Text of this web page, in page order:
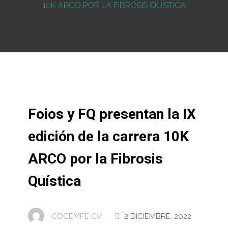
10K ARCO POR LA FIBROSIS QUÍSTICA
Foios y FQ presentan la IX
edición de la carrera 10K
ARCO por la Fibrosis
Quística
COCEMFE CV .
2 DICIEMBRE, 2022